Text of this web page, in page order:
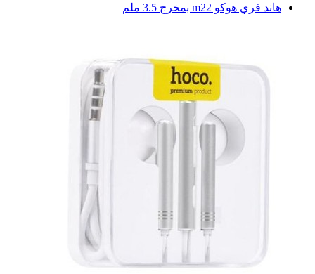
هاند فري هوكو m22 بمخرج 3.5 ملم